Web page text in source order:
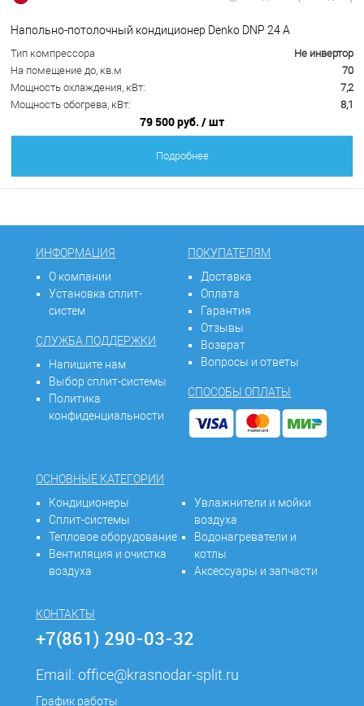
Напольно-потолочный кондиционер Denko DNP 24 А
Тип компрессора
Не инвертор
На помещение до, кв.м
70
Мощность охлаждения, кВт:
7,2
Мощность обогрева, кВт:
8,1
79 500 руб. / шт
Подробнее
ИНФОРМАЦИЯ
О компании
Установка сплит-
систем
СЛУЖБА ПОДДЕРЖКИ
Напишите нам
Выбор сплит-системы
Политика
конфиденциальности
ПОКУПАТЕЛЯМ
Доставка
Оплата
Гарантия
Отзывы
Возврат
Вопросы и ответы
СПОСОБЫ ОПЛАТЫ
ОСНОВНЫЕ КАТЕГОРИИ
Кондиционеры
Сплит-системы
Тепловое оборудование
Вентиляция и очистка
воздуха
Увлажнители и мойки
воздуха
Водонагреватели и
котлы
Аксессуары и запчасти
КОНТАКТЫ
+7(861) 290-03-32
Email:office@krasnodar-split.ru
График работы